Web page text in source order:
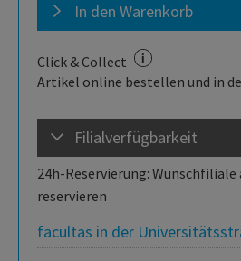
In den Warenkorb
Click & Collect
Artikel online bestellen und in
Filialverfügbarkeit
24h-Reservierung: Wunschfiliale
reservieren
facultas in der